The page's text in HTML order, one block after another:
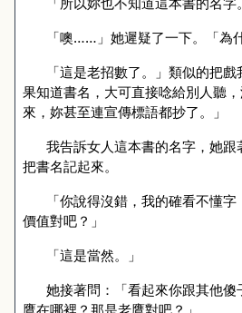
「噢……」她遲疑了一下。「為
「這是老招數了。」類似的把
果知道書名，大可直接唸給別人聽
來，妳甚至連宣傳標語都抄了。」
我告訴女人這本書的名字，她
把書名記起來。
「你說得沒錯，我的確看不懂
價值對吧？」
「這是當然。」
她接著問：「看起來你跟其他
鷹在哪裡？那是老鷹對吧？」